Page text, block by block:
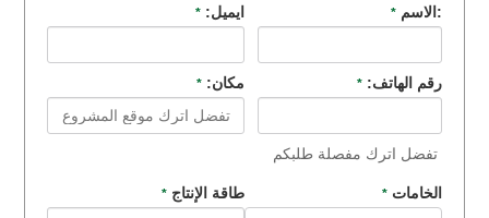
:الاسم* ايميل: *
رقم الهاتف:* مكان: *
تفضل اترك مفصلة طلبكم
الخامات* طاقة الإنتاج *